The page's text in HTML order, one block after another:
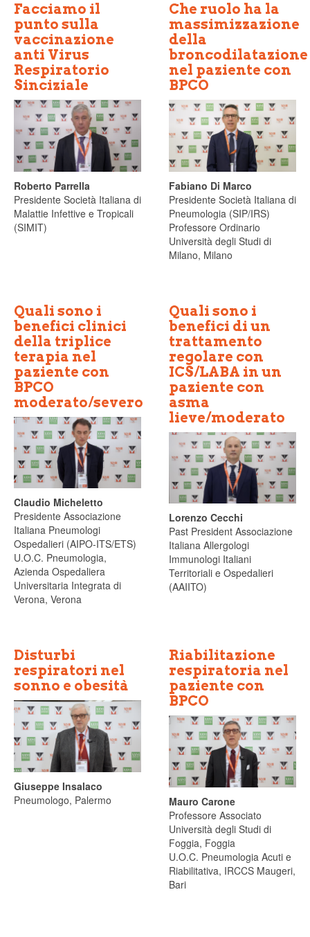
Facciamo il
punto sulla
vaccinazione
anti Virus
Respiratorio
Sinciziale
Roberto Parrella
Presidente Società Italiana di
Malattie Infettive e Tropicali
(SIMIT)
Che ruolo ha la
massimizzazione
della
broncodilatazione
nel paziente con
BPCO
Fabiano Di Marco
Presidente Società Italiana di
Pneumologia (SIP/IRS)
Professore Ordinario
Università degli Studi di
Milano, Milano
Quali sono i
benefici clinici
della triplice
terapia nel
paziente con
BPCO
moderato/severo
Claudio Micheletto
Presidente Associazione
Italiana Pneumologi
Ospedalieri (AIPO-ITS/ETS)
U.O.C. Pneumologia,
Azienda Ospedaliera
Universitaria Integrata di
Verona, Verona
Quali sono i
benefici di un
trattamento
regolare con
ICS/LABA in un
paziente con
asma
lieve/moderato
Lorenzo Cecchi
Past President Associazione
Italiana Allergologi
Immunologi Italiani
Territoriali e Ospedalieri
(AAIITO)
Disturbi
respiratori nel
sonno e obesità
Giuseppe Insalaco
Pneumologo, Palermo
Riabilitazione
respiratoria nel
paziente con
BPCO
Mauro Carone
Professore Associato
Università degli Studi di
Foggia, Foggia
U.O.C. Pneumologia Acuti e
Riabilitativa, IRCCS Maugeri,
Bari